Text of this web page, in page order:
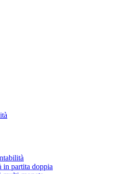
in partita doppia